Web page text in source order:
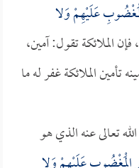
عَلَيْهِمْ وَلا
فإن الملائكة تقول: آمين،
تأمين الملائكة غفر له ما
تعالى عنه الذي هو